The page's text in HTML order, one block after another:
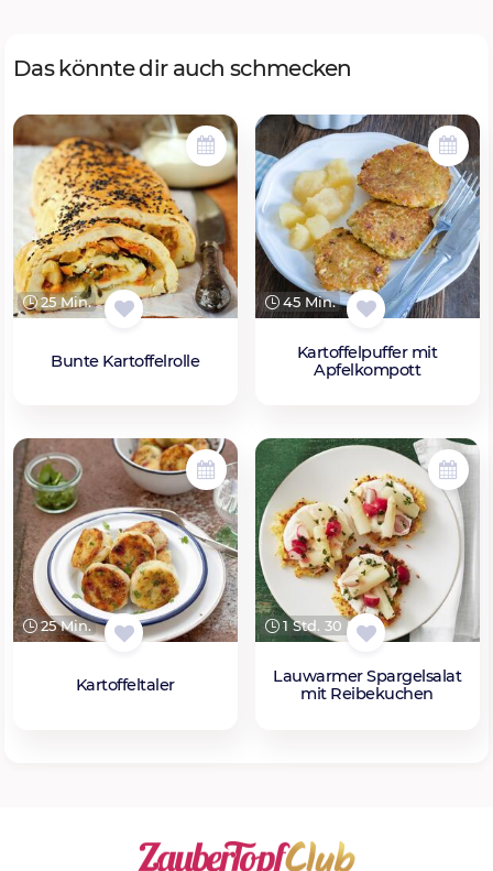
Das könnte dir auch schmecken
25 Min.
Bunte Kartoffelrolle
45 Min.
Kartoffelpuffer mit
Apfelkompott
25 Min.
Kartoffeltaler
1 Std. 30 Min.
Lauwarmer Spargelsalat
mit Reibekuchen